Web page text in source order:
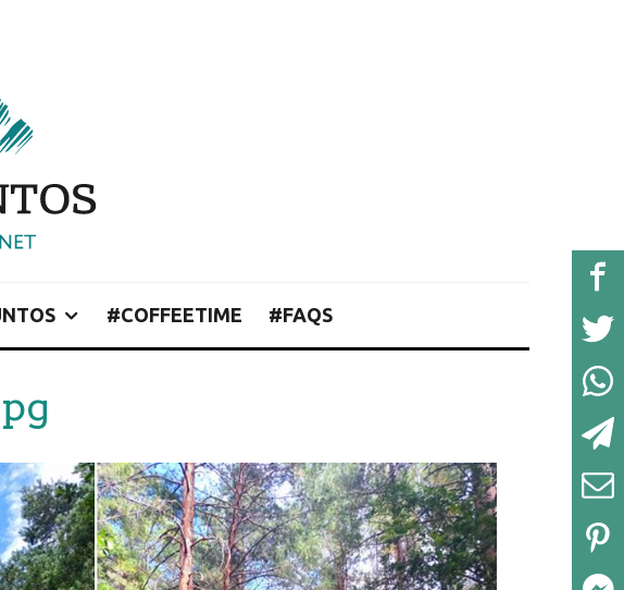
#COFFEETIME #FAQS